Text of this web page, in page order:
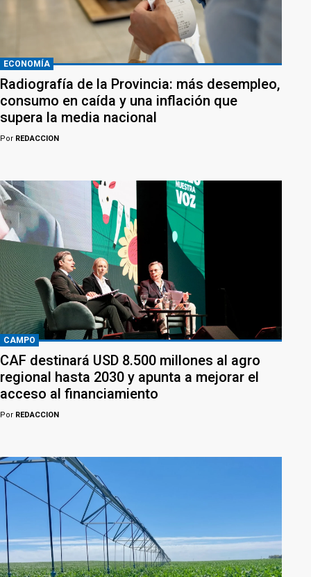
ECONOMÍA
Radiografía de la Provincia: más desempleo,
consumo en caída y una inflación que
supera la media nacional
Por REDACCION
CAMPO
CAF destinará USD 8.500 millones al agro
regional hasta 2030 y apunta a mejorar el
acceso al financiamiento
Por REDACCION